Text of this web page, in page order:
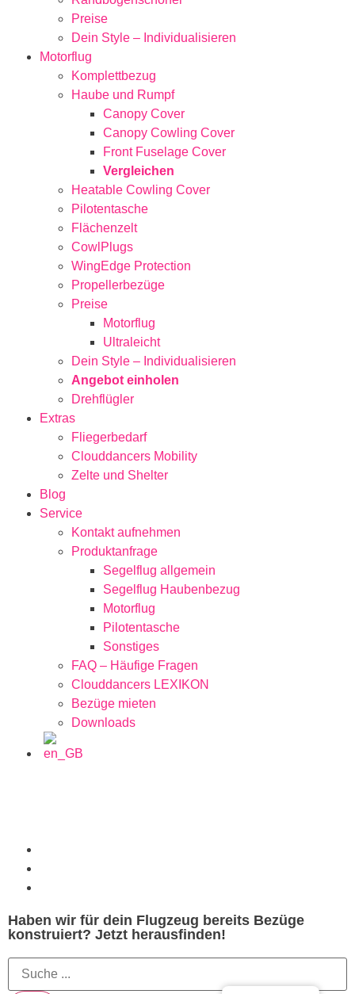
Preise
Dein Style – Individualisieren
Motorflug
Komplettbezug
Haube und Rumpf
Canopy Cover
Canopy Cowling Cover
Front Fuselage Cover
Vergleichen
Heatable Cowling Cover
Pilotentasche
Flächenzelt
CowlPlugs
WingEdge Protection
Propellerbezüge
Preise
Motorflug
Ultraleicht
Dein Style – Individualisieren
Angebot einholen
Drehflügler
Extras
Fliegerbedarf
Clouddancers Mobility
Zelte und Shelter
Blog
Service
Kontakt aufnehmen
Produktanfrage
Segelflug allgemein
Segelflug Haubenbezug
Motorflug
Pilotentasche
Sonstiges
FAQ – Häufige Fragen
Clouddancers LEXIKON
Bezüge mieten
Downloads
Haben wir für dein Flugzeug bereits Bezüge
konstruiert? Jetzt herausfinden!